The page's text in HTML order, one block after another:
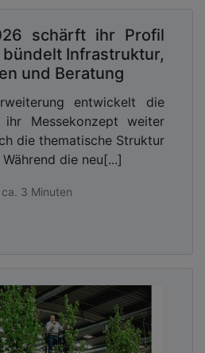
schärft ihr Profil
Infrastruktur,
und Beratung
entwickelt die
ihr Messekonzept weiter
die thematische Struktur
die neu[...]
3 Minuten